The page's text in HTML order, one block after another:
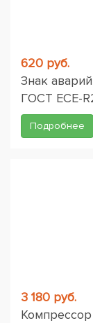
620 руб.
Знак
ГОСТ ЕСЕ-
Подробнее
3 180 руб.
Компрессор